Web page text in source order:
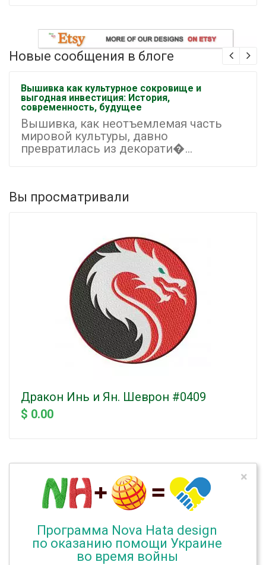
Новые сообщения в блоге
Вышивка как культурное сокровище и
выгодная инвестиция: История,
современность, будущее
Вышивка, как неотъемлемая часть
мировой культуры, давно
превратилась из декорати�...
Вы просматривали
Дракон Инь и Ян. Шеврон #0409
$ 0.00
Программа Nova Hata design
по оказанию помощи Украине
во время войны
×